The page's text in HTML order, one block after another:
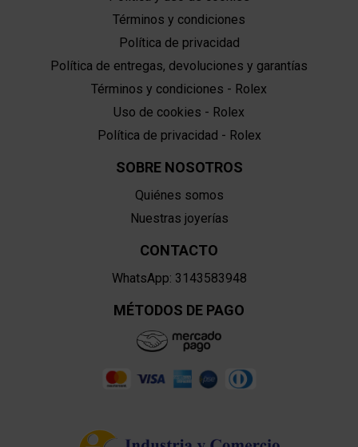
Términos y condiciones
Política de privacidad
Política de entregas, devoluciones y garantías
Términos y condiciones - Rolex
Uso de cookies - Rolex
Política de privacidad - Rolex
SOBRE NOSOTROS
Quiénes somos
Nuestras joyerías
CONTACTO
WhatsApp: 3143583948
MÉTODOS DE PAGO